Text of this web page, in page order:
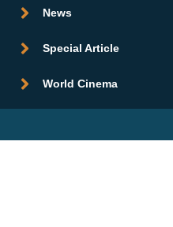
News
Special Article
World Cinema